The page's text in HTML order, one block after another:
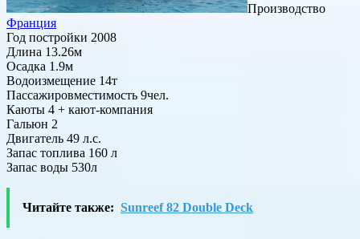
Производство
Франция
Год постройки 2008
Длина 13.26м
Осадка 1.9м
Водоизмещение 14т
Пассажировместимость 9чел.
Каюты 4 + кают-компания
Гальюн 2
Двигатель 49 л.с.
Запас топлива 160 л
Запас воды 530л
Читайте также: Sunreef 82 Double Deck